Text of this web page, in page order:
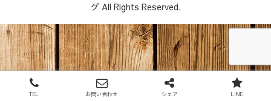
グ All Rights Reserved.
TEL お問い合わせ シェア LINE